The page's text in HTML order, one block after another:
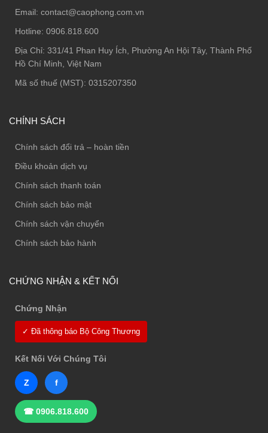
Email: contact@caophong.com.vn
Hotline: 0906.818.600
Địa Chỉ: 331/41 Phan Huy Ích, Phường An Hội Tây, Thành Phố
Hồ Chí Minh, Việt Nam
Mã số thuế (MST): 0315207350
CHÍNH SÁCH
Chính sách đổi trả – hoàn tiền
Điều khoản dịch vụ
Chính sách thanh toán
Chính sách bảo mật
Chính sách vận chuyển
Chính sách bảo hành
CHỨNG NHẬN & KẾT NỐI
Chứng Nhận
✓ Đã thông báo Bộ Công Thương
Kết Nối Với Chúng Tôi
Z f
☎ 0906.818.600